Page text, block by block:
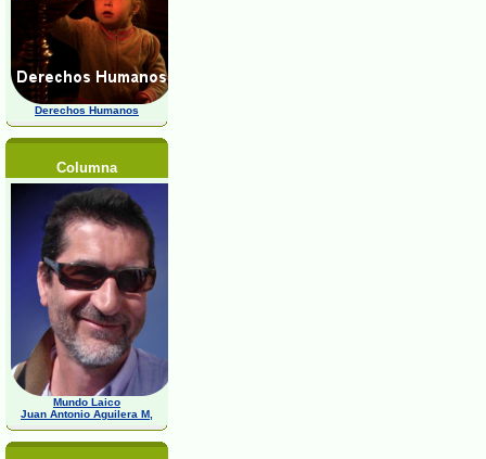
Derechos Humanos
Columna
Mundo Laico
Juan Antonio Aguilera M,